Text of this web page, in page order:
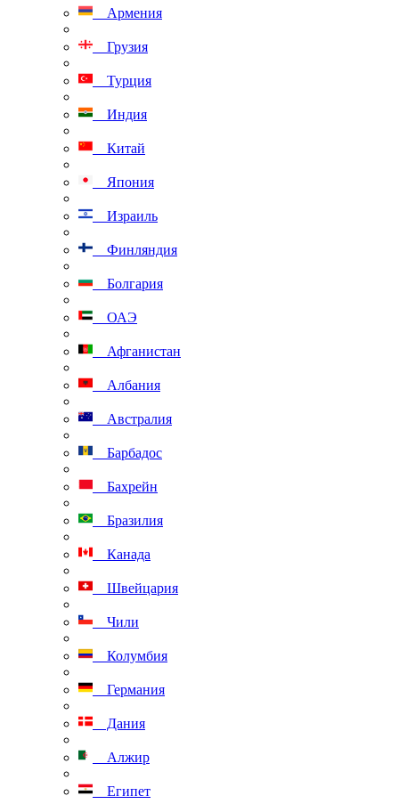
Армения
Грузия
Турция
Индия
Китай
Япония
Израиль
Финляндия
Болгария
ОАЭ
Афганистан
Албания
Австралия
Барбадос
Бахрейн
Бразилия
Канада
Швейцария
Чили
Колумбия
Германия
Дания
Алжир
Египет